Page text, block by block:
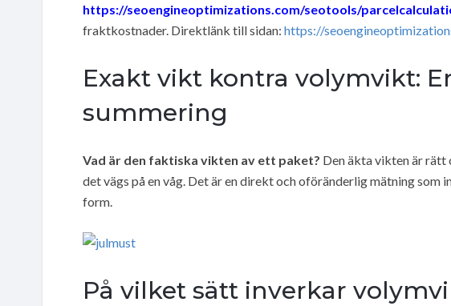
https://seoengineoptimizations.com/seotools/
fraktkostnader. Direktlänk till sidan: https://
Exakt vikt kontra volymvikt:
summering
Vad är den faktiska vikten av ett paket? Den äkta vikten är rätt
det vägs på en våg. Det är en direkt och oföränderlig mätning som
form.
På vilket sätt inverkar